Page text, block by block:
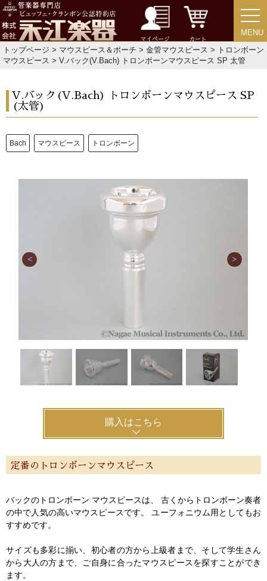
マイページ カート
MENU
MENU
トップページ > マウスピース＆ポーチ > 金管マウスピース > トロンボーン
マウスピース > V.バック(V.Bach) トロンボーンマウスピース SP 太管
V.バック(V.Bach) トロンボーンマウスピース SP
(太管)
Bach マウスピース トロンボーン
購入はこちら
定番のトロンボーンマウスピース
バックのトロンボーン マウスピースは、 古くからトロンボーン奏者
の中で人気の高いマウスピースです。 ユーフォニウム用としてもお
すすめです。
サイズも多彩に揃い、初心者の方から上級者まで、そして学生さん
から大人の方まで、ご自身に合ったマウスピースを探すことができ
ます。